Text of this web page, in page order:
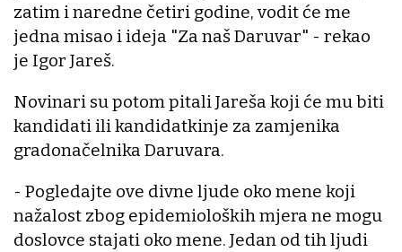
zatim i naredne četiri godine, vodit će me
jedna misao i ideja "Za naš Daruvar" - rekao
je Igor Jareš.
Novinari su potom pitali Jareša koji će mu biti
kandidati ili kandidatkinje za zamjenika
gradonačelnika Daruvara.
- Pogledajte ove divne ljude oko mene koji
nažalost zbog epidemioloških mjera ne mogu
doslovce stajati oko mene. Jedan od tih ljudi